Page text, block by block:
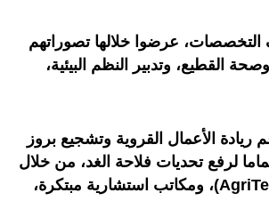
عرضوا خلالها تصوراتهم
القطيع، وتدبير النظم البيئية،
الأعمال القروية وتشجيع بروز
لرفع تحديات فلاحة الغد، من خلال
، ومكاتب استشارية مبتكرة،